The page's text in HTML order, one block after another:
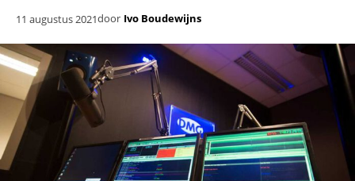
11 augustus 2021door Ivo Boudewijns